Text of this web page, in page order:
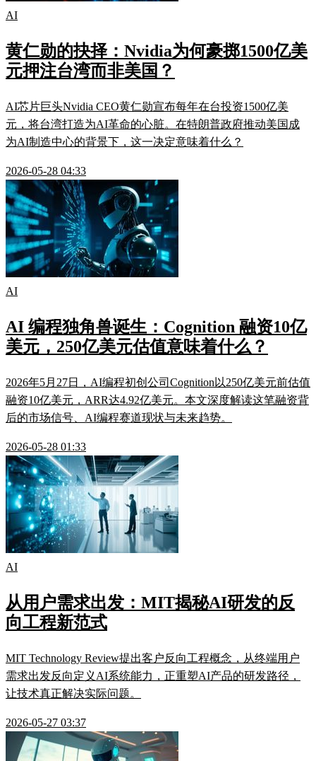
AI
黄仁勋的抉择：Nvidia为何豪掷1500亿美
元押注台湾而非美国？
AI芯片巨头Nvidia CEO黄仁勋宣布每年在台投资1500亿美
元，将台湾打造为AI革命的心脏。在特朗普政府推动美国成
为AI制造中心的背景下，这一决定意味着什么？
2026-05-28 04:33
AI
AI 编程独角兽诞生：Cognition 融资10亿
美元，250亿美元估值意味着什么？
2026年5月27日，AI编程初创公司Cognition以250亿美元前估值
融资10亿美元，ARR达4.92亿美元。本文深度解读这笔融资背
后的市场信号、AI编程赛道现状与未来趋势。
2026-05-28 01:33
AI
从用户需求出发：MIT揭秘AI研发的反
向工程新范式
MIT Technology Review提出客户反向工程概念，从终端用户
需求出发反向定义AI系统能力，正重塑AI产品的研发路径，
让技术真正解决实际问题。
2026-05-27 03:37